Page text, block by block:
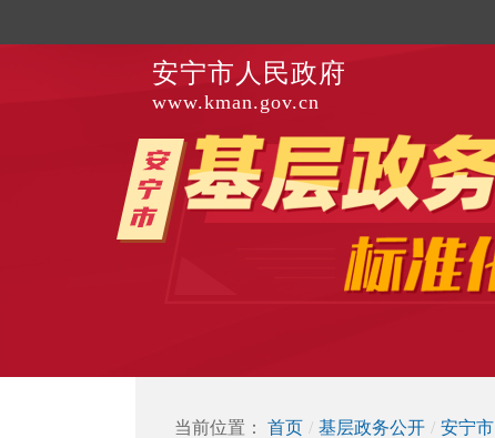
安宁市人民政府
www.kman.gov.cn
当前位置： 首页 / 基层政务公开 / 安宁市